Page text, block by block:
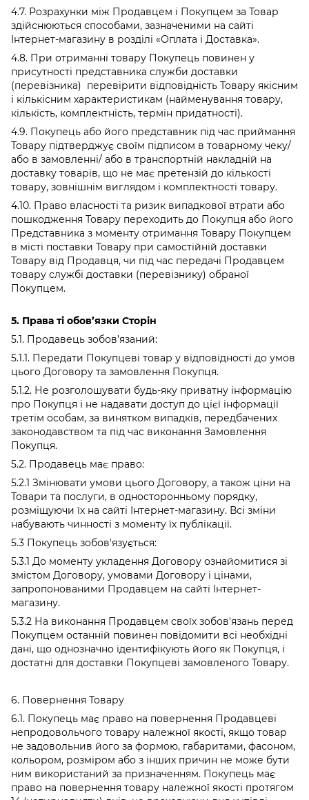
4.7. Розрахунки між Продавцем і Покупцем за Товар
здійснюються способами, зазначеними на сайті
Інтернет-магазину в розділі «Оплата і Доставка».
4.8. При отриманні товару Покупець повинен у
присутності представника служби доставки
(перевізника) перевірити відповідність Товару якісним
і кількісним характеристикам (найменування товару,
кількість, комплектність, термін придатності).
4.9. Покупець або його представник під час приймання
Товару підтверджує своїм підписом в товарному чеку/
або в замовленні/ або в транспортній накладній на
доставку товарів, що не має претензій до кількості
товару, зовнішнім виглядом і комплектності товару.
4.10. Право власності та ризик випадкової втрати або
пошкодження Товару переходить до Покупця або його
Представника з моменту отримання Товару Покупцем
в місті поставки Товару при самостійній доставки
Товару від Продавця, чи під час передачі Продавцем
товару службі доставки (перевізнику) обраної
Покупцем.
5. Права ті обов’язки Сторін
5.1. Продавець зобов’язаний:
5.1.1. Передати Покупцеві товар у відповідності до умов
цього Договору та замовлення Покупця.
5.1.2. Не розголошувати будь-яку приватну інформацію
про Покупця і не надавати доступ до цієї інформації
третім особам, за винятком випадків, передбачених
законодавством та під час виконання Замовлення
Покупця.
5.2. Продавець має право:
5.2.1 Змінювати умови цього Договору, а також ціни на
Товари та послуги, в односторонньому порядку,
розміщуючи їх на сайті Інтернет-магазину. Всі зміни
набувають чинності з моменту їх публікації.
5.3 Покупець зобов'язується:
5.3.1 До моменту укладення Договору ознайомитися зі
змістом Договору, умовами Договору і цінами,
запропонованими Продавцем на сайті Інтернет-
магазину.
5.3.2 На виконання Продавцем своїх зобов'язань перед
Покупцем останній повинен повідомити всі необхідні
дані, що однозначно ідентифікують його як Покупця, і
достатні для доставки Покупцеві замовленого Товару.
6. Повернення Товару
6.1. Покупець має право на повернення Продавцеві
непродовольчого товару належної якості, якщо товар
не задовольнив його за формою, габаритами, фасоном,
кольором, розміром або з інших причин не може бути
ним використаний за призначенням. Покупець має
право на повернення товару належної якості протягом